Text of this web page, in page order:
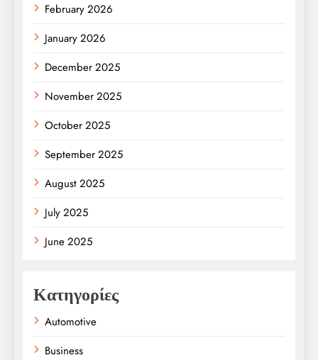
February 2026
January 2026
December 2025
November 2025
October 2025
September 2025
August 2025
July 2025
June 2025
Κατηγορίες
Automotive
Business